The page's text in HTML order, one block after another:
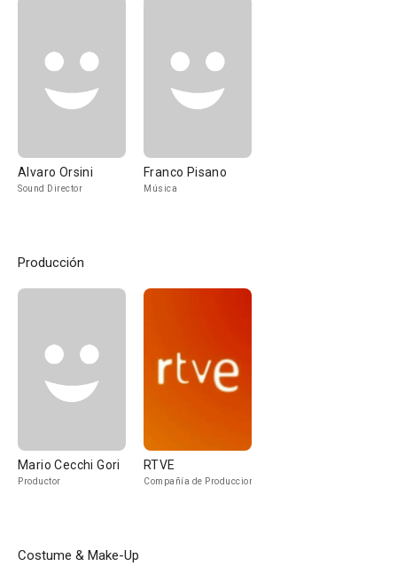
Alvaro Orsini
Sound Director
Franco Pisano
Música
Producción
Mario Cecchi Gori
Productor
RTVE
Compañía de Produccion
Costume & Make-Up